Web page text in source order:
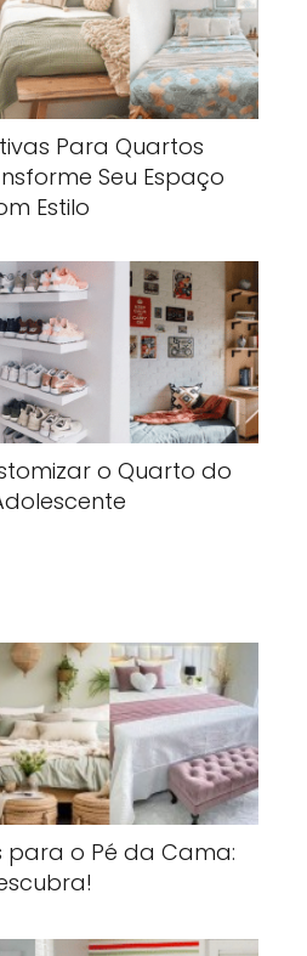
Para Quartos
Seu Espaço
Estilo
o Quarto do
para o Pé da Cama: